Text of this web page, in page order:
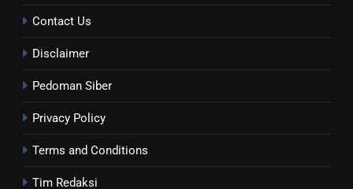
Contact Us
Disclaimer
Pedoman Siber
Privacy Policy
Terms and Conditions
Tim Redaksi